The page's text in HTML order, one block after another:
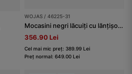
WOJAS / 46225-31
Mocasini negri lăcuiți cu lănțișor lat decorativ damă
356.90 Lei
Cel mai mic preț: 389.99 Lei
Preț normal: 649.00 Lei